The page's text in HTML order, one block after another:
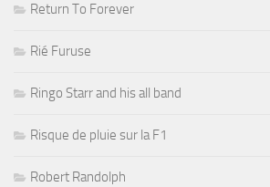
Return To Forever
Rié Furuse
Ringo Starr and his all band
Risque de pluie sur la F1
Robert Randolph